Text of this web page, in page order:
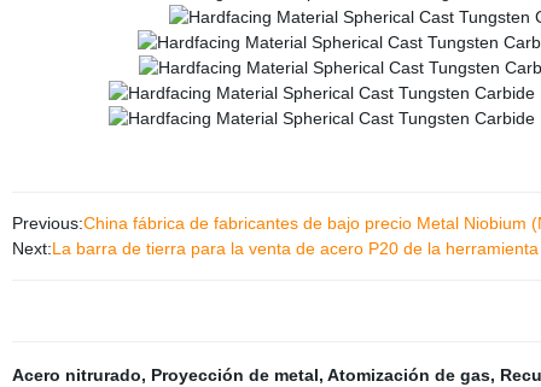
Previous:China fábrica de fabricantes de bajo precio Metal Niobium
Next:La barra de tierra para la venta de acero P20 de la
Acero nitrurado, Proyección de metal, Atomización de gas,